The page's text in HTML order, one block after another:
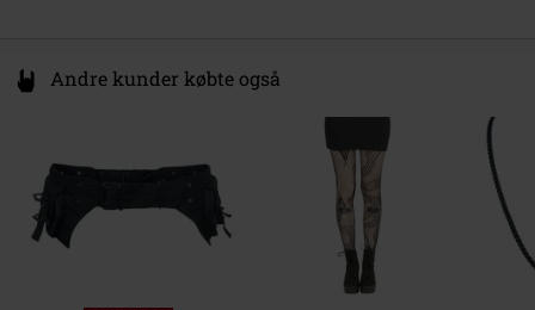
Andre kunder købte også